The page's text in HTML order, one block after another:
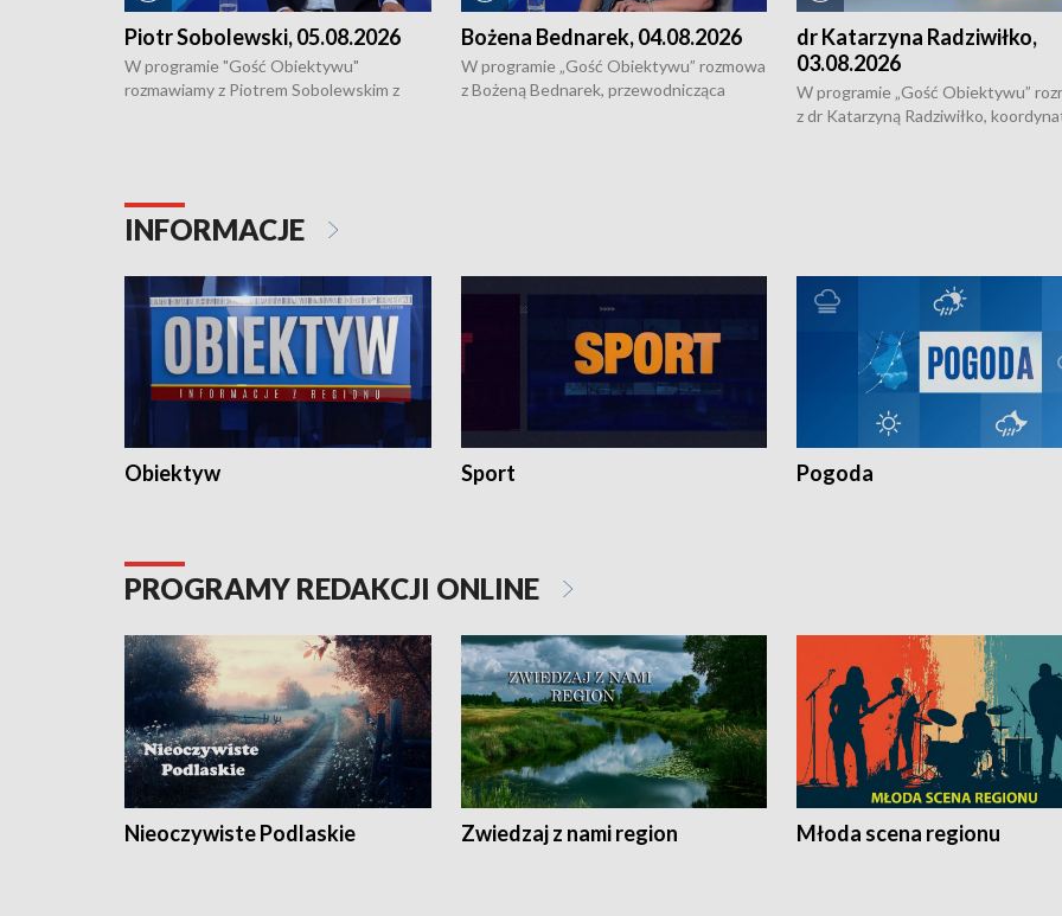
Piotr Sobolewski, 05.08.2026
W programie "Gość Obiektywu"
rozmawiamy z Piotrem Sobolewskim z
Bożena Bednarek, 04.08.2026
W programie „Gość Obiektywu” rozmowa
z Bożeną Bednarek, przewodnicząca
dr Katarzyna Radziwiłko,
03.08.2026
W programie „Gość Obiektywu”
z dr Katarzyną Radziwiłko,
INFORMACJE
Obiektyw Sport Pogoda
PROGRAMY REDAKCJI ONLINE
Nieoczywiste Podlaskie Zwiedzaj z nami region Młoda scena regionu